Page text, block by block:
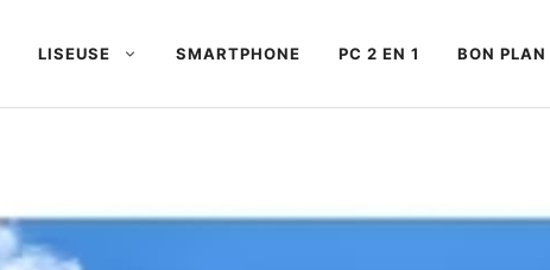
LISEUSE SMARTPHONE PC 2 EN 1 BON PLAN